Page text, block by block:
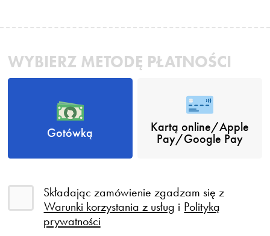
WYBIERZ METODĘ PŁATNOŚCI
Gotówką
Kartą online/Apple
Pay/Google Pay
Składając zamówienie zgadzam się z
Warunki korzystania z usług i Polityką
prywatności